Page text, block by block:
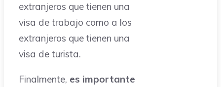
extranjeros que tienen una
visa de trabajo como a los
extranjeros que tienen una
visa de turista.
Finalmente, es importante